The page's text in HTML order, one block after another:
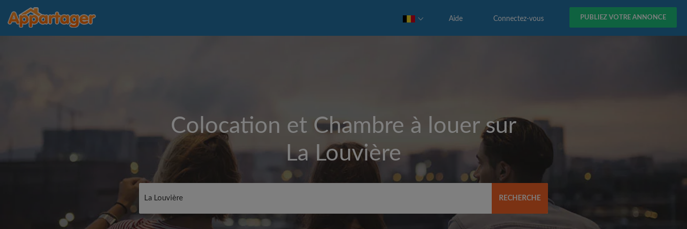
PUBLIEZ VOTRE ANNONCE
Connectez-vous
Aide
Colocation et Chambre à louer sur
La Louvière
RECHERCHE